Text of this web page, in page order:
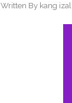
Written By kang izal